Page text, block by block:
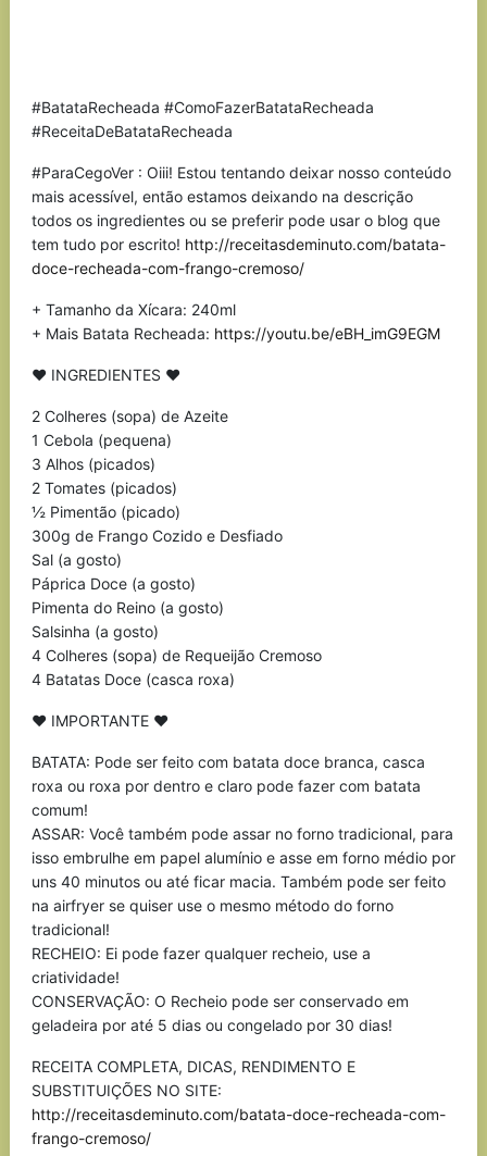
#BatataRecheada #ComoFazerBatataRecheada
#ReceitaDeBatataRecheada
#ParaCegoVer : Oiii! Estou tentando deixar nosso conteúdo
mais acessível, então estamos deixando na descrição
todos os ingredientes ou se preferir pode usar o blog que
tem tudo por escrito! http://receitasdeminuto.com/batata-
doce-recheada-com-frango-cremoso/
+ Tamanho da Xícara: 240ml
+ Mais Batata Recheada: https://youtu.be/eBH_imG9EGM
♥ INGREDIENTES ♥
2 Colheres (sopa) de Azeite
1 Cebola (pequena)
3 Alhos (picados)
2 Tomates (picados)
½ Pimentão (picado)
300g de Frango Cozido e Desfiado
Sal (a gosto)
Páprica Doce (a gosto)
Pimenta do Reino (a gosto)
Salsinha (a gosto)
4 Colheres (sopa) de Requeijão Cremoso
4 Batatas Doce (casca roxa)
♥ IMPORTANTE ♥
BATATA: Pode ser feito com batata doce branca, casca
roxa ou roxa por dentro e claro pode fazer com batata
comum!
ASSAR: Você também pode assar no forno tradicional, para
isso embrulhe em papel alumínio e asse em forno médio por
uns 40 minutos ou até ficar macia. Também pode ser feito
na airfryer se quiser use o mesmo método do forno
tradicional!
RECHEIO: Ei pode fazer qualquer recheio, use a
criatividade!
CONSERVAÇÃO: O Recheio pode ser conservado em
geladeira por até 5 dias ou congelado por 30 dias!
RECEITA COMPLETA, DICAS, RENDIMENTO E
SUBSTITUIÇÕES NO SITE:
http://receitasdeminuto.com/batata-doce-recheada-com-
frango-cremoso/